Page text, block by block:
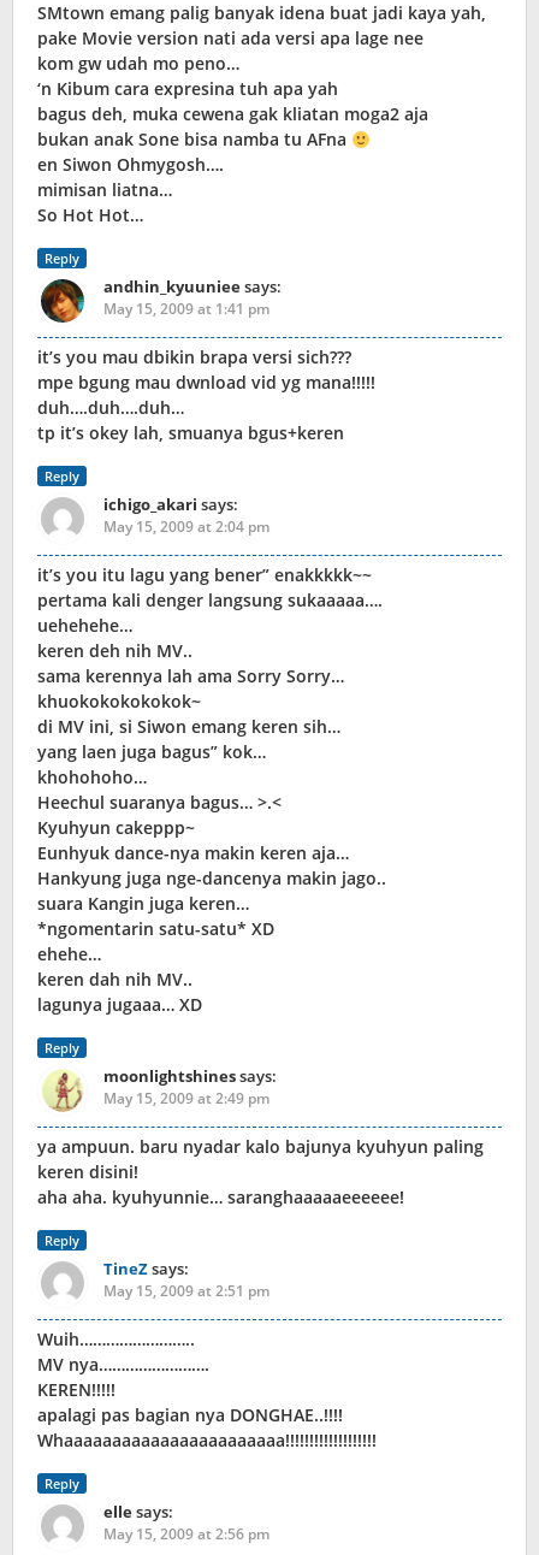
SMtown emang palig banyak idena buat jadi kaya yah,
pake Movie version nati ada versi apa lage nee
kom gw udah mo peno…
‘n Kibum cara expresina tuh apa yah
bagus deh, muka cewena gak kliatan moga2 aja
bukan anak Sone bisa namba tu AFna
en Siwon Ohmygosh….
mimisan liatna…
So Hot Hot…
Reply
andhin_kyuunieesays:
May 15, 2009 at 1:41 pm
it’s you mau dbikin brapa versi sich???
mpe bgung mau dwnload vid yg mana!!!!!
duh….duh….duh…
tp it’s okey lah, smuanya bgus+keren
Reply
ichigo_akari says:
May 15, 2009 at 2:04 pm
it’s you itu lagu yang bener” enakkkkk~~
pertama kali denger langsung sukaaaaa….
uehehehe…
keren deh nih MV..
sama kerennya lah ama Sorry Sorry…
khuokokokokokok~
di MV ini, si Siwon emang keren sih…
yang laen juga bagus” kok…
khohohoho…
Heechul suaranya bagus… >.<
Kyuhyun cakeppp~
Eunhyuk dance-nya makin keren aja…
Hankyung juga nge-dancenya makin jago..
suara Kangin juga keren…
*ngomentarin satu-satu* XD
ehehe…
keren dah nih MV..
lagunya jugaaa… XD
Reply
moonlightshinessays:
May 15, 2009 at 2:49 pm
ya ampuun. baru nyadar kalo bajunya kyuhyun paling
keren disini!
aha aha. kyuhyunnie… saranghaaaaaeeeeee!
Reply
TineZsays:
May 15, 2009 at 2:51 pm
Wuih……………………..
MV nya…………………….
KEREN!!!!!
apalagi pas bagian nya DONGHAE..!!!!
Whaaaaaaaaaaaaaaaaaaaaaaa!!!!!!!!!!!!!!!!!!!
Reply
ellesays:
May 15, 2009 at 2:56 pm